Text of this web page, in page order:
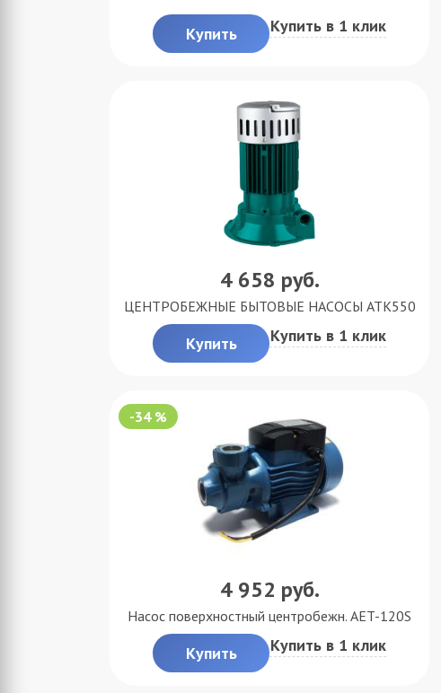
Купить Купить в 1 клик
4 658 руб.
ЦЕНТРОБЕЖНЫЕ БЫТОВЫЕ НАСОСЫ ATK550
Купить Купить в 1 клик
-34 %
4 952 руб.
Насос поверхностный центробежн. AET-120S
Купить Купить в 1 клик